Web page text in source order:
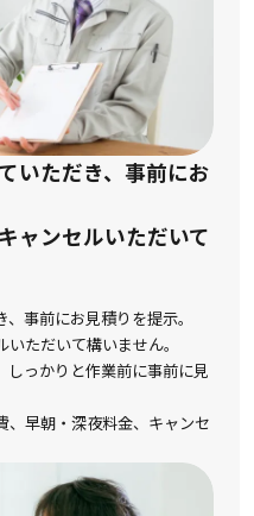
いただき、事前にお
ャンセルいただいて
事前にお見積りを提示。
ただいて構いません。
っかりと作業前に事前に見
、早朝・深夜料金、キャンセ